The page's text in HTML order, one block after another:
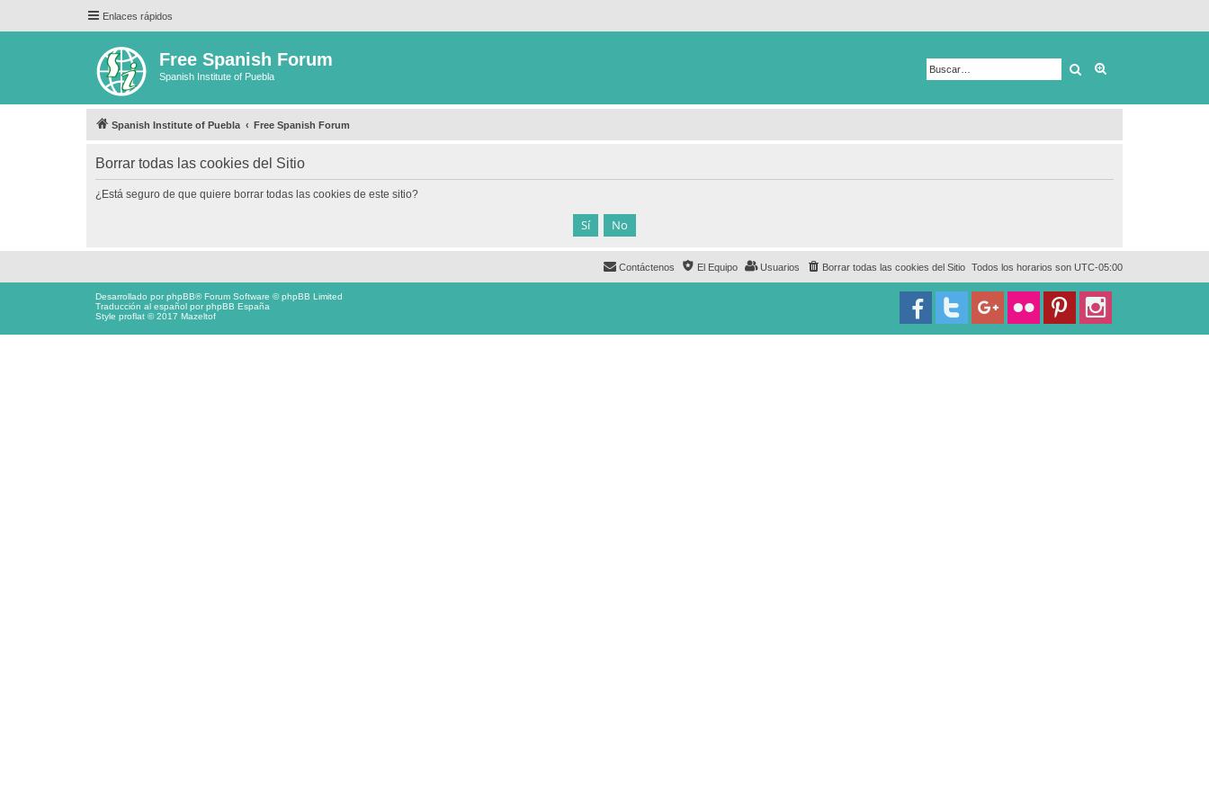
Enlaces rápidos
Free Spanish Forum
Spanish Institute of Puebla Buscar
Spanish Institute of Puebla Free Spanish Forum
Borrar todas las cookies del Sitio
¿Está seguro de que quiere borrar todas las cookies de este sitio?
Todos los horarios son UTC-05:00
Borrar todas las cookies del Sitio
Usuarios
El Equipo
Contáctenos
Desarrollado porphpBB® Forum Software © phpBB Limited
Traducción al español porphpBB España
Style proflat © 2017 Mazeltof